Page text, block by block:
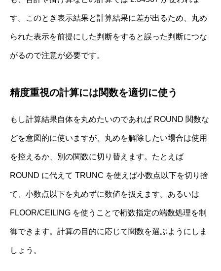
す。このとき表示結果と計算結果に差が出るため、丸め
られた表示を前提にした判断をすると誤った判断につな
がるので注意が必要です。
精度重視の計算には関数を適切に使う
もし計算結果自体を丸めたいのであれば ROUND 関数な
どを意図的に使いますが、丸めを解除したい場合は使用
を控えるか、別の関数に切り替えます。たとえば
ROUND に代えて TRUNC を使えば小数点以下を切り捨
て、小数点以下を丸めずに数値を扱えます。あるいは
FLOOR/CEILING を使うことで桁数指定の端数処理を制
御できます。計算の目的に応じて関数を選ぶようにしま
しょう。